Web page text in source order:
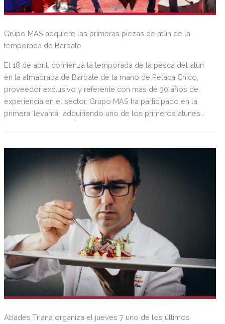
Grupo MAS adquiere las primeras piezas de atún de la
temporada de Barbate
El 18 de abril, comienza la temporada de la pesca del atún
en la almadraba de Barbate de la mano de Petaca Chico,
proveedor exclusivo y referente con más de 30 años de
experiencia en el sector. Grupo MAS ha participado en la
primera 'levantá', adquiriendo uno de los primeros atunes
19 de abril.
Abades Triana organiza el jueves 7 uno de los últimos